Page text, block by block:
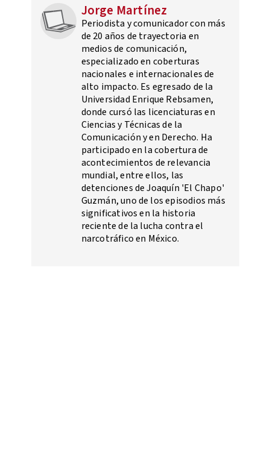
Jorge Martínez
Periodista y comunicador con más
de 20 años de trayectoria en
medios de comunicación,
especializado en coberturas
nacionales e internacionales de
alto impacto. Es egresado de la
Universidad Enrique Rebsamen,
donde cursó las licenciaturas en
Ciencias y Técnicas de la
Comunicación y en Derecho. Ha
participado en la cobertura de
acontecimientos de relevancia
mundial, entre ellos, las
detenciones de Joaquín 'El Chapo'
Guzmán, uno de los episodios más
significativos en la historia
reciente de la lucha contra el
narcotráfico en México.